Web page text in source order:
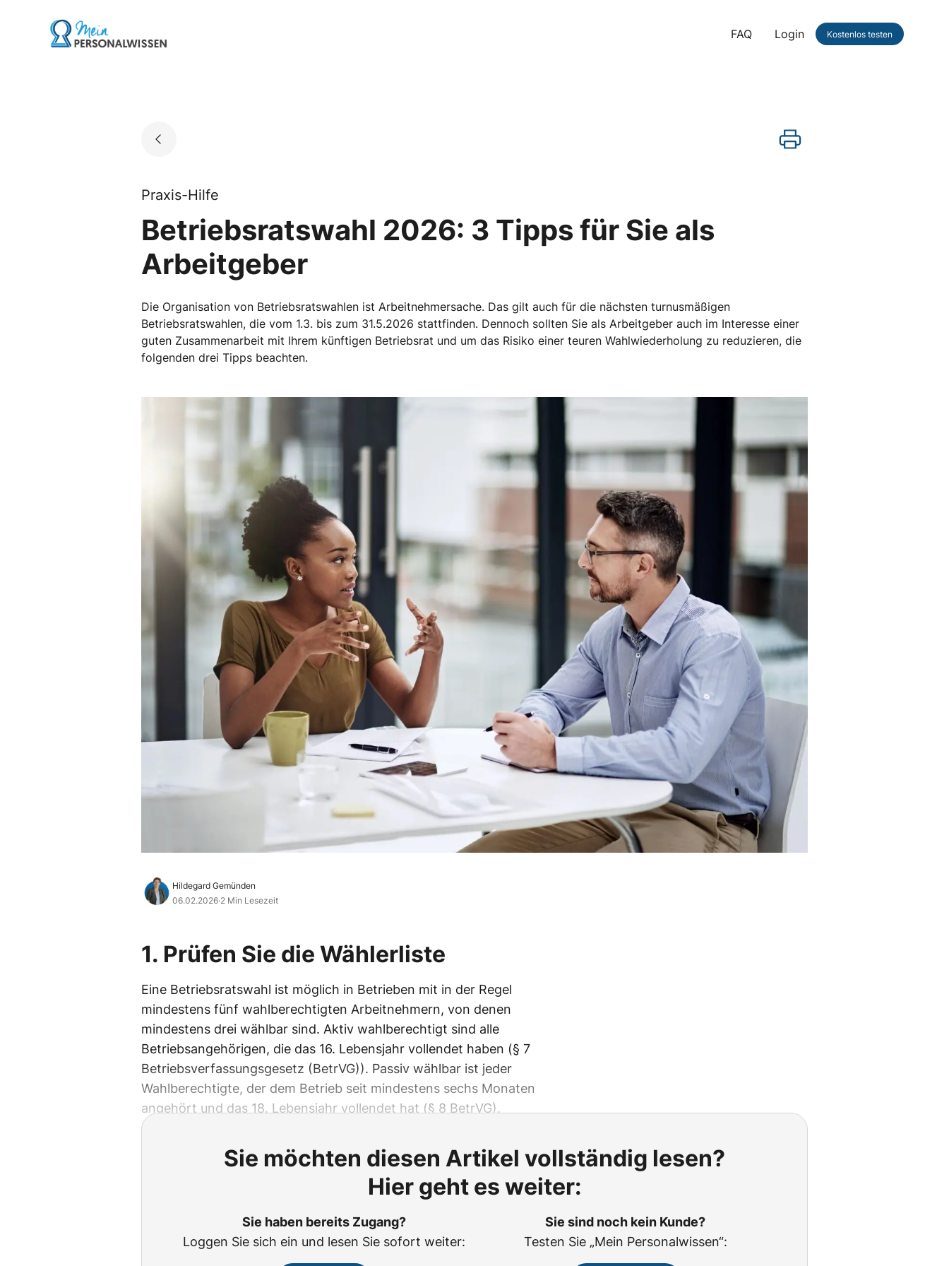
Go to landing page.
FAQ Login Kostenlos testen
Praxis-Hilfe
Betriebsratswahl 2026: 3 Tipps für Sie als
Arbeitgeber
Die Organisation von Betriebsratswahlen ist Arbeitnehmersache. Das gilt auch für die nächsten turnusmäßigen
Betriebsratswahlen, die vom 1.3. bis zum 31.5.2026 stattfinden. Dennoch sollten Sie als Arbeitgeber auch im Interesse einer
guten Zusammenarbeit mit Ihrem künftigen Betriebsrat und um das Risiko einer teuren Wahlwiederholung zu reduzieren, die
folgenden drei Tipps beachten.
Hildegard Gemünden
06.02.2026·2 Min Lesezeit
1. Prüfen Sie die Wählerliste
Eine Betriebsratswahl ist möglich in Betrieben mit in der Regel
mindestens fünf wahlberechtigten Arbeitnehmern, von denen
mindestens drei wählbar sind. Aktiv wahlberechtigt sind alle
Betriebsangehörigen, die das 16. Lebensjahr vollendet haben (§ 7
Betriebsverfassungsgesetz (BetrVG)). Passiv wählbar ist jeder
Wahlberechtigte, der dem Betrieb seit mindestens sechs Monaten
angehört und das 18. Lebensjahr vollendet hat (§ 8 BetrVG).
Sie möchten diesen Artikel vollständig lesen?
Hier geht es weiter:
Sie haben bereits Zugang?
Loggen Sie sich ein und lesen Sie sofort weiter:
Sie sind noch kein Kunde?
Testen Sie „Mein Personalwissen“: